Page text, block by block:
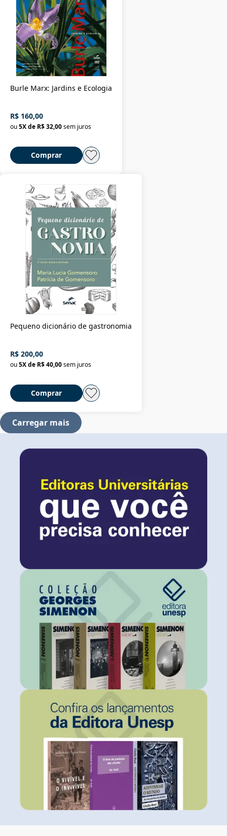
Burle Marx: Jardins e Ecologia
R$ 160,00
ou5X de R$ 32,00sem juros
Comprar
Pequeno dicionário de gastronomia
R$ 200,00
ou5X de R$ 40,00sem juros
Comprar